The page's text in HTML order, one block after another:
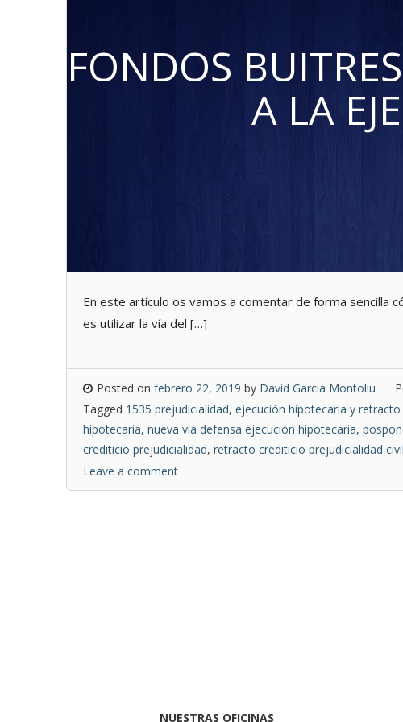
FONDOS
A LA
En este artículo os vamos a comentar de forma sencilla
es utilizar la vía del […]
Posted on febrero 22, 2019 by David Garcia Montoliu
Tagged 1535 prejudicialidad, ejecución hipotecaria y
hipotecaria, nueva vía defensa ejecución hipotecaria,
crediticio prejudicialidad, retracto crediticio prejudicialidad civil
Leave a comment
NUESTRAS OFICINAS